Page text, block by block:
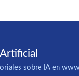
sobre IA en